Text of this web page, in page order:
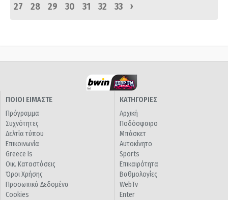
27
28 29 30 31 32 33 ›
ΠΟΙΟΙ ΕΙΜΑΣΤΕ
Πρόγραμμα
Συχνότητες
Δελτία τύπου
Επικοινωνία
Greece Is
Οικ. Καταστάσεις
Όροι Χρήσης
Προσωπικά Δεδομένα
Cookies
ΚΑΤΗΓΟΡΙΕΣ
Αρχική
Ποδόσφαιρο
Μπάσκετ
Αυτοκίνητο
Sports
Επικαιρότητα
Βαθμολογίες
WebTv
Enter